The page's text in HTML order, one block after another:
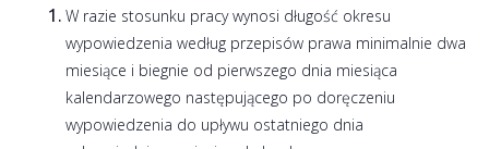
W razie stosunku pracy wynosi długość okresu
wypowiedzenia według przepisów prawa minimalnie dwa
miesiące i biegnie od pierwszego dnia miesiąca
kalendarzowego następującego po doręczeniu
wypowiedzenia do upływu ostatniego dnia